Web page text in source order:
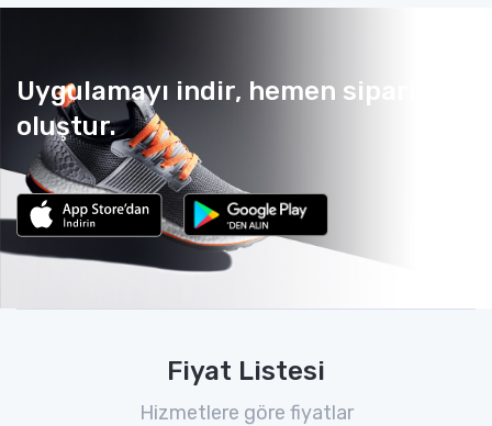
Uygulamayı indir, hemen sipariş
oluştur.
Fiyat Listesi
Hizmetlere göre fiyatlar